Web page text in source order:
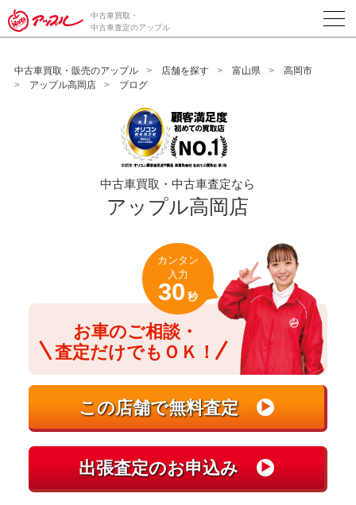
/*ABテスト_新規査定フォームの為のCVボタン*/
中古車買取・
中古車査定のアップル
中古車買取・販売のアップル 店舗を探す 富山県
高岡市
アップル高岡店
ブログ
中古車買取・中古車査定なら
アップル高岡店
お車のご相談・
査定だけでもＯＫ！
カンタン
入力
30 秒